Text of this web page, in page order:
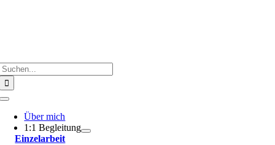
Toggle
NavigationÜber mich
1:1 Begleitung
Einzelarbeit